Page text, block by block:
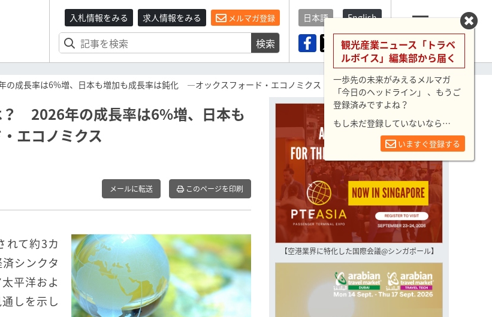
入札情報をみる 求人情報をみる メルマガ登録
検索
日本語 English
メニュー
成長率は6%増、日本も増加も成長率は鈍化 ―オックスフォード・エコノミクス
？ 2026年の成長率は6%増、日本も
エコノミクス
メールに転送 このページを印刷
れて約3カ
シンクタ
平洋およ
しを示し
【空港業界に特化した国際会議@シンガポール】
観光産業ニュース「トラベ
ルボイス」編集部から届く
一歩先の未来がみえるメルマガ
「今日のヘッドライン」 、もうご
登録済みですよね？
もし未だ登録していないなら…
いますぐ登録する